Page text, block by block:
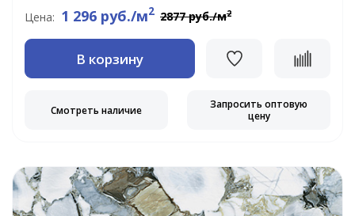
Цена: 1 296 руб./м2 2877 руб./м2
В корзину
Смотреть наличие
Запросить оптовую
цену